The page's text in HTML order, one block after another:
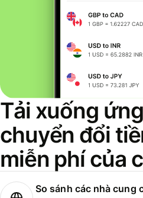
Tải xuống
chuyển đổi
miễn phí của
So sánh các nhà cung